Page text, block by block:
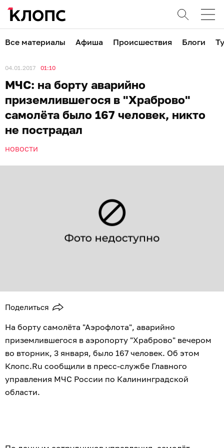
Все материалы Афиша Происшествия Блоги
04.01.2017 01:10
МЧС: на борту аварийно
приземлившегося в "Храброво"
самолёта было 167 человек, никто
не пострадал
НОВОСТИ
Поделиться
На борту самолёта "Аэрофлота", аварийно
приземлившегося в аэропорту "Храброво" вечером
во вторник, 3 января, было 167 человек. Об этом
Клопс.Ru сообщили в пресс-службе Главного
управления МЧС России по Калининградской
области.